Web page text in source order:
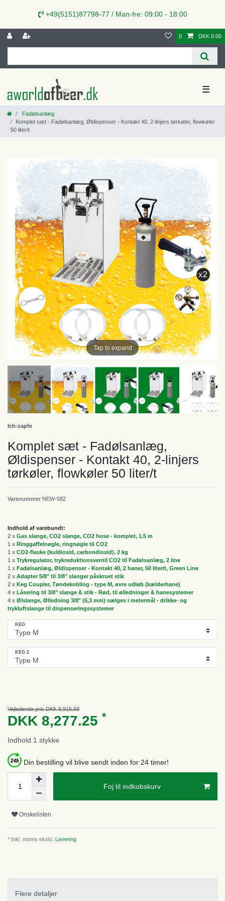
+49(5151)87798-77 / Man-fre: 09:00 - 18:00
0 DKK 0.00
☰
Fadølsanlæg
Komplet sæt - Fadølsanlæg, Øldispenser - Kontakt 40, 2-linjers tørkøler, flowkøler
50 liter/t
Tap to expand
Ich-zapfe
Komplet sæt - Fadølsanlæg,
Øldispenser - Kontakt 40, 2-linjers
tørkøler, flowkøler 50 liter/t
Varenummer NEW-582
Indhold af varebundt:
2 x Gas slange, CO2 slange, CO2 hose - komplet, 1.5 m
1 x Ringgaffelnøgle, ringnøgle til CO2
1 x CO2-flaske (kuldioxid, carbondioxid), 2 kg
1 x Trykregulator, trykreduktionsventil CO2 til Fadølsanlæg, 2 line
1 x Fadølsanlæg, Øldispenser - Kontakt 40, 2 haner, 50 liter/t, Green Line
2 x Adapter 5/8" til 3/8" slanger påskruet stik
2 x Keg Coupler, Tøndekobling - type M, øvre udløb (kælderhane)
4 x Låsering til 3/8" slange & stik - Rød, til ølledninger & hanesystemer
4 x Ølslange, Ølledning 3/8" (6,3 mm) sælges i metermål - drikke- og
trykluftslange til dispenseringssystemer
KEG
KEG 2
Vejledende pris DKK 8,916.59
DKK 8,277.25 *
Indhold 1 stykke
Din bestilling vil blive sendt inden for 24 timer!
Foj til indkobskurv
Onskelisten
* Inkl. moms ekskl. Levering
Flere detaljer